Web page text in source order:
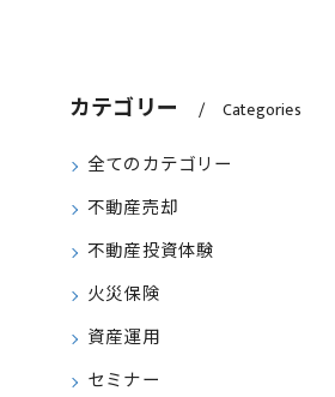
カテゴリー Categories
全てのカテゴリー
不動産売却
不動産投資体験
火災保険
資産運用
セミナー